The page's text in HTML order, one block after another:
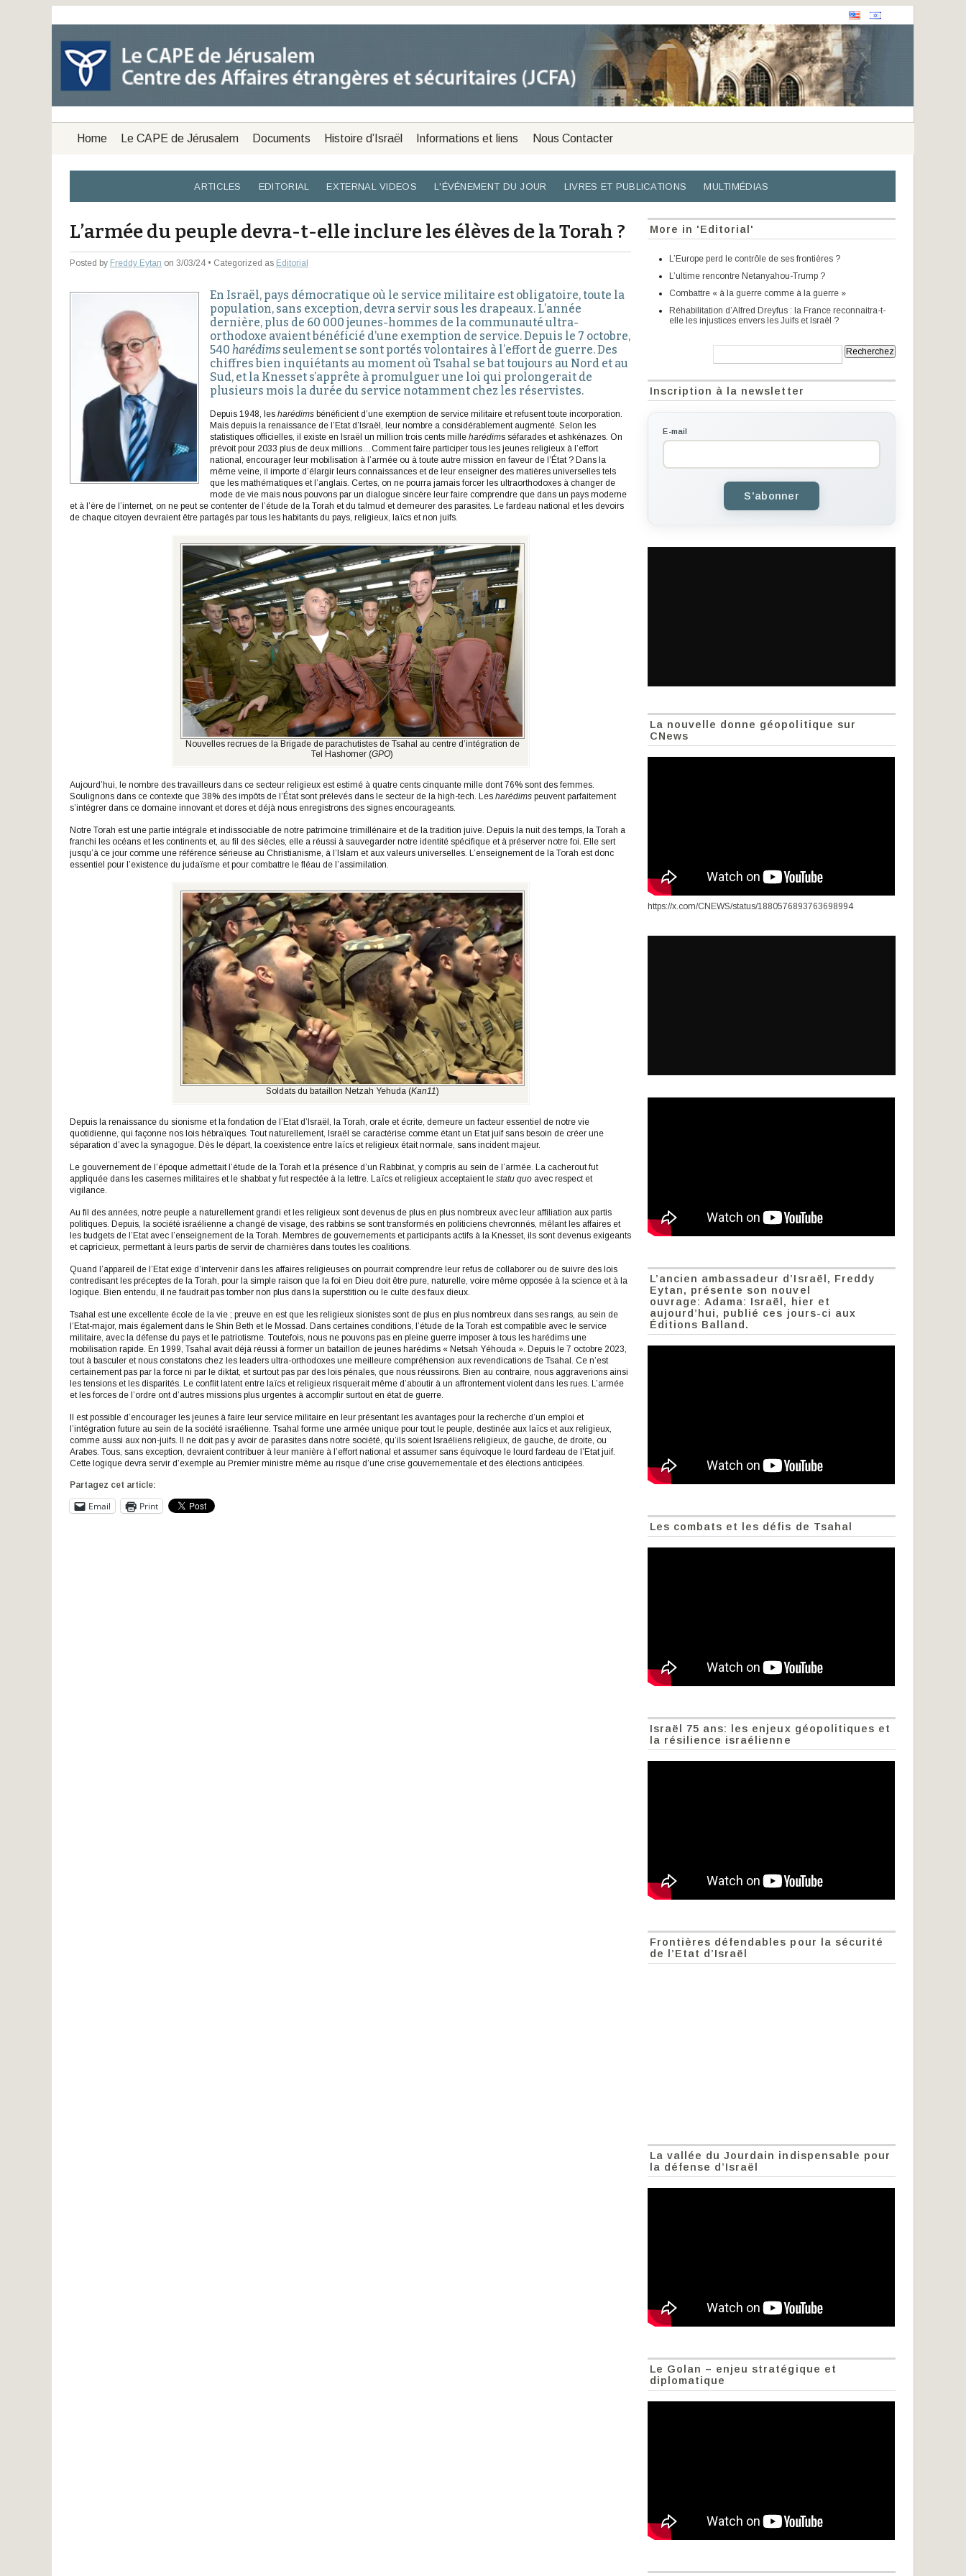
Home Le CAPE de Jérusalem Documents Histoire d’Israël Informations et liens Nous Contacter
ARTICLES EDITORIAL EXTERNAL VIDEOS L'ÉVÉNEMENT DU JOUR LIVRES ET PUBLICATIONS MULTIMÉDIAS
L’armée du peuple devra-t-elle inclure les élèves de la Torah ?
Posted by Freddy Eytan on 3/03/24 • Categorized as Editorial
En Israël, pays démocratique où le service militaire est obligatoire, toute la
population, sans exception, devra servir sous les drapeaux. L’année
dernière, plus de 60 000 jeunes-hommes de la communauté ultra-
orthodoxe avaient bénéficié d’une exemption de service. Depuis le 7 octobre,
540 harédims seulement se sont portés volontaires à l’effort de guerre. Des
chiffres bien inquiétants au moment où Tsahal se bat toujours au Nord et au
Sud, et la Knesset s’apprête à promulguer une loi qui prolongerait de
plusieurs mois la durée du service notamment chez les réservistes.
Depuis 1948, les harédims bénéficient d’une exemption de service militaire et refusent toute incorporation.
Mais depuis la renaissance de l’Etat d’Israël, leur nombre a considérablement augmenté. Selon les
statistiques officielles, il existe en Israël un million trois cents mille harédims séfarades et ashkénazes. On
prévoit pour 2033 plus de deux millions…Comment faire participer tous les jeunes religieux à l’effort
national, encourager leur mobilisation à l’armée ou à toute autre mission en faveur de l’État ? Dans la
même veine, il importe d’élargir leurs connaissances et de leur enseigner des matières universelles tels
que les mathématiques et l’anglais. Certes, on ne pourra jamais forcer les ultraorthodoxes à changer de
mode de vie mais nous pouvons par un dialogue sincère leur faire comprendre que dans un pays moderne
et à l’ère de l’internet, on ne peut se contenter de l’étude de la Torah et du talmud et demeurer des parasites. Le fardeau national et les devoirs
de chaque citoyen devraient être partagés par tous les habitants du pays, religieux, laïcs et non juifs.
Nouvelles recrues de la Brigade de parachutistes de Tsahal au centre d’intégration de
Tel Hashomer (GPO)
Aujourd’hui, le nombre des travailleurs dans ce secteur religieux est estimé à quatre cents cinquante mille dont 76% sont des femmes.
Soulignons dans ce contexte que 38% des impôts de l’État sont prélevés dans le secteur de la high-tech. Les harédims peuvent parfaitement
s’intégrer dans ce domaine innovant et dores et déjà nous enregistrons des signes encourageants.
Notre Torah est une partie intégrale et indissociable de notre patrimoine trimillénaire et de la tradition juive. Depuis la nuit des temps, la Torah a
franchi les océans et les continents et, au fil des siècles, elle a réussi à sauvegarder notre identité spécifique et à préserver notre foi. Elle sert
jusqu’à ce jour comme une référence sérieuse au Christianisme, à l’Islam et aux valeurs universelles. L’enseignement de la Torah est donc
essentiel pour l’existence du judaïsme et pour combattre le fléau de l’assimilation.
Soldats du bataillon Netzah Yehuda (Kan11)
Depuis la renaissance du sionisme et la fondation de l’Etat d’Israël, la Torah, orale et écrite, demeure un facteur essentiel de notre vie
quotidienne, qui façonne nos lois hébraïques. Tout naturellement, Israël se caractérise comme étant un Etat juif sans besoin de créer une
séparation d’avec la synagogue. Dès le départ, la coexistence entre laïcs et religieux était normale, sans incident majeur.
Le gouvernement de l’époque admettait l’étude de la Torah et la présence d’un Rabbinat, y compris au sein de l’armée. La cacherout fut
appliquée dans les casernes militaires et le shabbat y fut respectée à la lettre. Laïcs et religieux acceptaient le statu quo avec respect et
vigilance.
Au fil des années, notre peuple a naturellement grandi et les religieux sont devenus de plus en plus nombreux avec leur affiliation aux partis
politiques. Depuis, la société israélienne a changé de visage, des rabbins se sont transformés en politiciens chevronnés, mêlant les affaires et
les budgets de l’Etat avec l’enseignement de la Torah. Membres de gouvernements et participants actifs à la Knesset, ils sont devenus exigeants
et capricieux, permettant à leurs partis de servir de charnières dans toutes les coalitions.
Quand l’appareil de l’Etat exige d’intervenir dans les affaires religieuses on pourrait comprendre leur refus de collaborer ou de suivre des lois
contredisant les préceptes de la Torah, pour la simple raison que la foi en Dieu doit être pure, naturelle, voire même opposée à la science et à la
logique. Bien entendu, il ne faudrait pas tomber non plus dans la superstition ou le culte des faux dieux.
Tsahal est une excellente école de la vie ; preuve en est que les religieux sionistes sont de plus en plus nombreux dans ses rangs, au sein de
l’Etat-major, mais également dans le Shin Beth et le Mossad. Dans certaines conditions, l’étude de la Torah est compatible avec le service
militaire, avec la défense du pays et le patriotisme. Toutefois, nous ne pouvons pas en pleine guerre imposer à tous les harédims une
mobilisation rapide. En 1999, Tsahal avait déjà réussi à former un bataillon de jeunes harédims « Netsah Yéhouda ». Depuis le 7 octobre 2023,
tout à basculer et nous constatons chez les leaders ultra-orthodoxes une meilleure compréhension aux revendications de Tsahal. Ce n’est
certainement pas par la force ni par le diktat, et surtout pas par des lois pénales, que nous réussirons. Bien au contraire, nous aggraverions ainsi
les tensions et les disparités. Le conflit latent entre laïcs et religieux risquerait même d’aboutir à un affrontement violent dans les rues. L’armée
et les forces de l’ordre ont d’autres missions plus urgentes à accomplir surtout en état de guerre.
Il est possible d’encourager les jeunes à faire leur service militaire en leur présentant les avantages pour la recherche d’un emploi et
l’intégration future au sein de la société israélienne. Tsahal forme une armée unique pour tout le peuple, destinée aux laïcs et aux religieux,
comme aussi aux non-juifs. Il ne doit pas y avoir de parasites dans notre société, qu’ils soient Israéliens religieux, de gauche, de droite, ou
Arabes. Tous, sans exception, devraient contribuer à leur manière à l’effort national et assumer sans équivoque le lourd fardeau de l’Etat juif.
Cette logique devra servir d’exemple au Premier ministre même au risque d’une crise gouvernementale et des élections anticipées.
Partagez cet article:
Email Print
More in 'Editorial'
L’Europe perd le contrôle de ses frontières ?
L’ultime rencontre Netanyahou-Trump ?
Combattre « à la guerre comme à la guerre »
Réhabilitation d’Alfred Dreyfus : la France reconnaitra-t-
elle les injustices envers les Juifs et Israël ?
Inscription à la newsletter
E-mail
S'abonner
La nouvelle donne géopolitique sur
CNews
https://x.com/CNEWS/status/1880576893763698994
L’ancien ambassadeur d’Israël, Freddy
Eytan, présente son nouvel
ouvrage: Adama: Israël, hier et
aujourd’hui, publié ces jours-ci aux
Éditions Balland.
Les combats et les défis de Tsahal
Israël 75 ans: les enjeux géopolitiques et
la résilience israélienne
Frontières défendables pour la sécurité
de l’Etat d’Israël
La vallée du Jourdain indispensable pour
la défense d’Israël
Le Golan – enjeu stratégique et
diplomatique